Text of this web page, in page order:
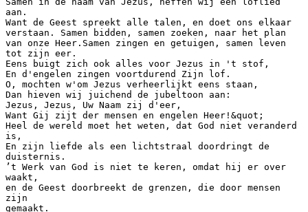
aan.
Want de Geest spreekt alle talen, en doet ons elkaar
verstaan. Samen bidden, samen zoeken, naar het plan
van onze Heer.Samen zingen en getuigen, samen leven
tot zijn eer.
Eens buigt zich ook alles voor Jezus in 't stof,
En d'engelen zingen voortdurend Zijn lof.
O, mochten w'om Jezus verheerlijkt eens staan,
Dan hieven wij juichend de jubeltoon aan:
Jezus, Jezus, Uw Naam zij d'eer,
Want Gij zijt der mensen en engelen Heer!&quot;
Heel de wereld moet het weten, dat God niet veranderd
is,
En zijn liefde als een lichtstraal doordringt de
duisternis.
’t Werk van God is niet te keren, omdat hij er over
waakt,
en de Geest doorbreekt de grenzen, die door mensen
zijn
gemaakt.